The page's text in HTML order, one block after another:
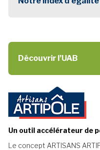
Découvrir l’UAB
Un outil accélérateur de
Le concept ARTISANS